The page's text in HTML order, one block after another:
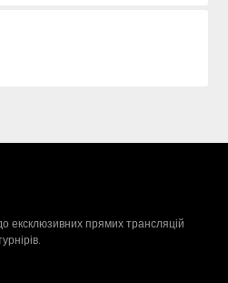
прямих трансляцій